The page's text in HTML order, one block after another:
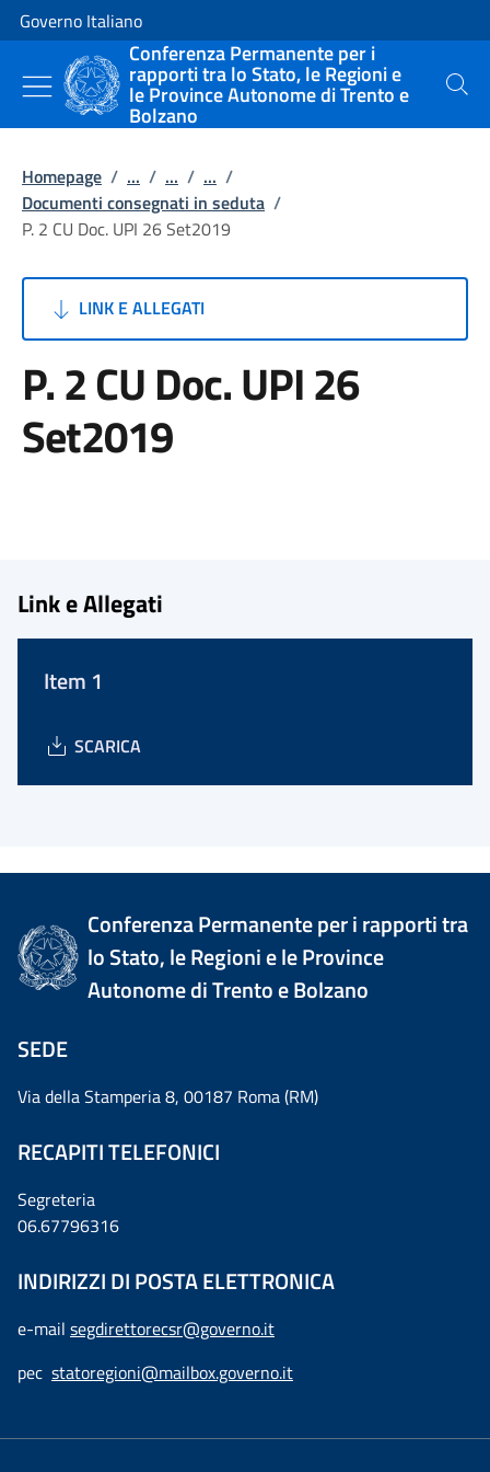
Vai al contenuto
Vai alla navigazione del sito
Governo Italiano
Conferenza Permanente per i
rapporti tra lo Stato, le Regioni e
le Province Autonome di Trento e
Bolzano
Cerca
Homepage / ... / ... / ... /
Documenti consegnati in seduta /
P. 2 CU Doc. UPI 26 Set2019
LINK E ALLEGATI
P. 2 CU Doc. UPI 26
Set2019
Link e Allegati
Item 1
SCARICA
Conferenza Permanente per i rapporti tra
lo Stato, le Regioni e le Province
Autonome di Trento e Bolzano
SEDE
Via della Stamperia 8, 00187 Roma (RM)
RECAPITI TELEFONICI
Segreteria
06.67796316
INDIRIZZI DI POSTA ELETTRONICA
e-mail segdirettorecsr@governo.it
pec statoregioni@mailbox.governo.it